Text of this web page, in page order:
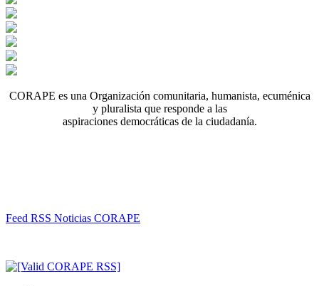
CORAPE es una Organización comunitaria, humanista, ecuménica
y pluralista que responde a las
aspiraciones democráticas de la ciudadanía.
Feed RSS Noticias CORAPE